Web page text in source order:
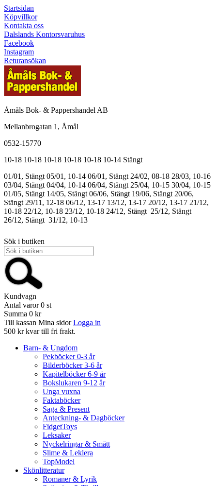
Startsidan
Köpvillkor
Kontakta oss
Dalslands Kontorsvaruhus
Facebook
Instagram
Returansökan
Åmåls Bok- & Pappershandel AB
Mellanbrogatan 1, Åmål
0532-15770
10-18 10-18 10-18 10-18 10-18 10-14 Stängt
01/01, Stängt 05/01, 10-14 06/01, Stängt 24/02, 08-18 28/03, 10-16
03/04, Stängt 04/04, 10-14 06/04, Stängt 25/04, 10-15 30/04, 10-15
01/05, Stängt 14/05, Stängt 06/06, Stängt 19/06, Stängt 20/06,
Stängt 29/11, 12-18 06/12, 13-17 13/12, 13-17 20/12, 13-17 21/12,
10-18 22/12, 10-18 23/12, 10-18 24/12, Stängt 25/12, Stängt
26/12, Stängt 31/12, 10-13
Sök i butiken
Kundvagn
Antal varor 0 st
Summa 0 kr
Till kassan Mina sidor Logga in
500 kr kvar till fri frakt.
Barn- & Ungdom
Pekböcker 0-3 år
Bilderböcker 3-6 år
Kapitelböcker 6-9 år
Bokslukaren 9-12 år
Unga vuxna
Faktaböcker
Saga & Present
Anteckning- & Dagböcker
FidgetToys
Leksaker
Nyckelringar & Smått
Slime & Leklera
TopModel
Skönlitteratur
Romaner & Lyrik